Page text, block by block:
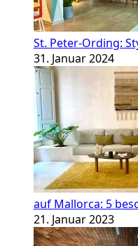
St. Peter-Ording:
31. Januar 2024
auf Mallorca: 5
21. Januar 2023